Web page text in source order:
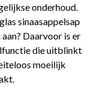
onderhoud.
sinaasappelsap
Daarvoor is er
die uitblinkt
moeilijk